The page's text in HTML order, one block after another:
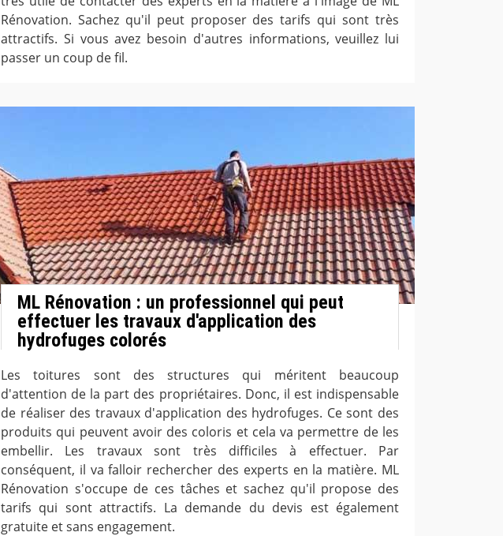
Rénovation. Sachez qu'il peut proposer des tarifs qui sont très
attractifs. Si vous avez besoin d'autres informations, veuillez lui
passer un coup de fil.
ML Rénovation : un professionnel qui peut
effectuer les travaux d'application des
hydrofuges colorés
Les toitures sont des structures qui méritent beaucoup
d'attention de la part des propriétaires. Donc, il est indispensable
de réaliser des travaux d'application des hydrofuges. Ce sont des
produits qui peuvent avoir des coloris et cela va permettre de les
embellir. Les travaux sont très difficiles à effectuer. Par
conséquent, il va falloir rechercher des experts en la matière. ML
Rénovation s'occupe de ces tâches et sachez qu'il propose des
tarifs qui sont attractifs. La demande du devis est également
gratuite et sans engagement.